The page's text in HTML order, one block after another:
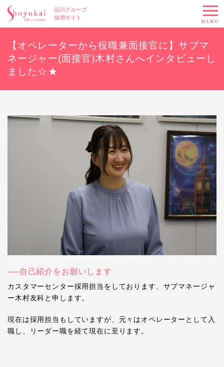
品川グループ
採用サイト
MENU
【オペレーターから役職兼面接官に】サブマ
ネージャー(面接官)木村さんへインタビューし
ました☆★
──自己紹介をお願いします
カスタマーセンター採用担当をしております、サブマネージャ
ー木村友科と申します。
現在は採用担当もしていますが、元々はオペレーターとして入
職し、リーダー職を経て現在に至ります。